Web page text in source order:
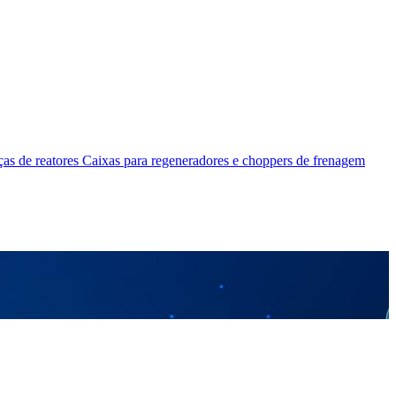
de reatores Caixas para regeneradores e choppers de frenagem